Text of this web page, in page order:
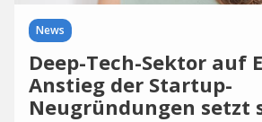
News
Deep-Tech-Sektor auf
Anstieg der Startup-
Neugründungen setzt